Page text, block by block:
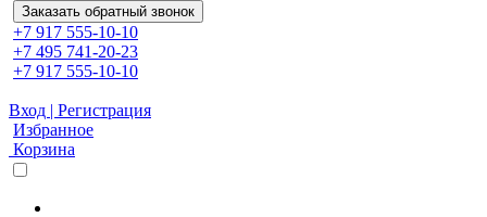
Заказать обратный звонок
+7 917 555-10-10
+7 495 741-20-23
+7 917 555-10-10
Вход | Регистрация
Избранное
Корзина